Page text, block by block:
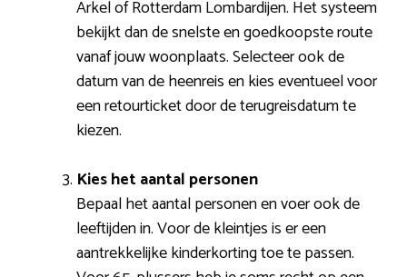
Arkel of Rotterdam Lombardijen. Het systeem
bekijkt dan de snelste en goedkoopste route
vanaf jouw woonplaats. Selecteer ook de
datum van de heenreis en kies eventueel voor
een retourticket door de terugreisdatum te
kiezen.
Kies het aantal personen
Bepaal het aantal personen en voer ook de
leeftijden in. Voor de kleintjes is er een
aantrekkelijke kinderkorting toe te passen.